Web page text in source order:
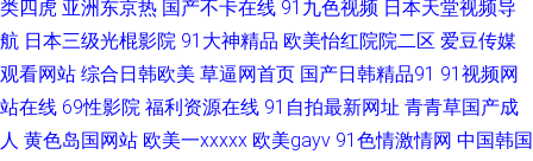
91喷水后入 大香蕉伊人在线99 男女H网 在线看男人懂的久操 A片探花 久草
精品福利视频 先锋影院日韩精品av 91综合视频在线观看 久久蜜桃网 亚洲国
产黄 91色伦 国产综合日韩 影音先锋在线观看麻豆 肏屄视频在线观看 青娱乐
类四虎 亚洲东京热 国产不卡在线 91九色视频 日本天堂视频导
航 日本三级光棍影院 91大神精品 欧美怡红院院二区 爱豆传媒
观看网站 综合日韩欧美 草逼网首页 国产日韩精品91 91视频网
站在线 69性影院 福利资源在线 91自拍最新网址 青青草国产成
人 黄色岛国网站 欧美一xxxxx 欧美gayv 91色情激情网 中国韩国